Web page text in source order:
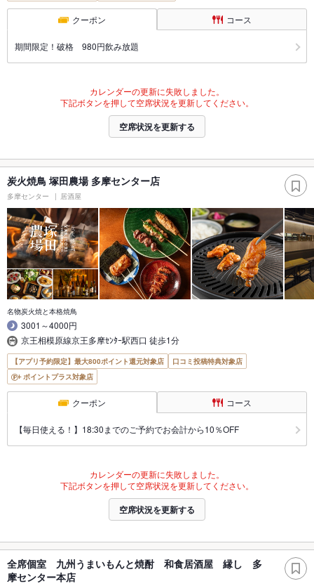
クーポン コース
期間限定！破格 980円飲み放題
カレンダーの更新に失敗しました。
下記ボタンを押して空席状況を更新してください。
空席状況を更新する
炭火焼鳥 塚田農場 多摩センター店
多摩センター 居酒屋
名物炭火焼と本格焼鳥
3001～4000円
京王相模原線京王多摩ｾﾝﾀｰ駅西口 徒歩1分
【アプリ予約限定】最大800ポイント還元対象店
口コミ投稿特典対象店
ポイントプラス対象店
クーポン コース
【毎日使える！】18:30までのご予約でお会計から10％OFF
カレンダーの更新に失敗しました。
下記ボタンを押して空席状況を更新してください。
空席状況を更新する
全席個室 九州うまいもんと焼酎 和食居酒屋 縁し 多
摩センター本店